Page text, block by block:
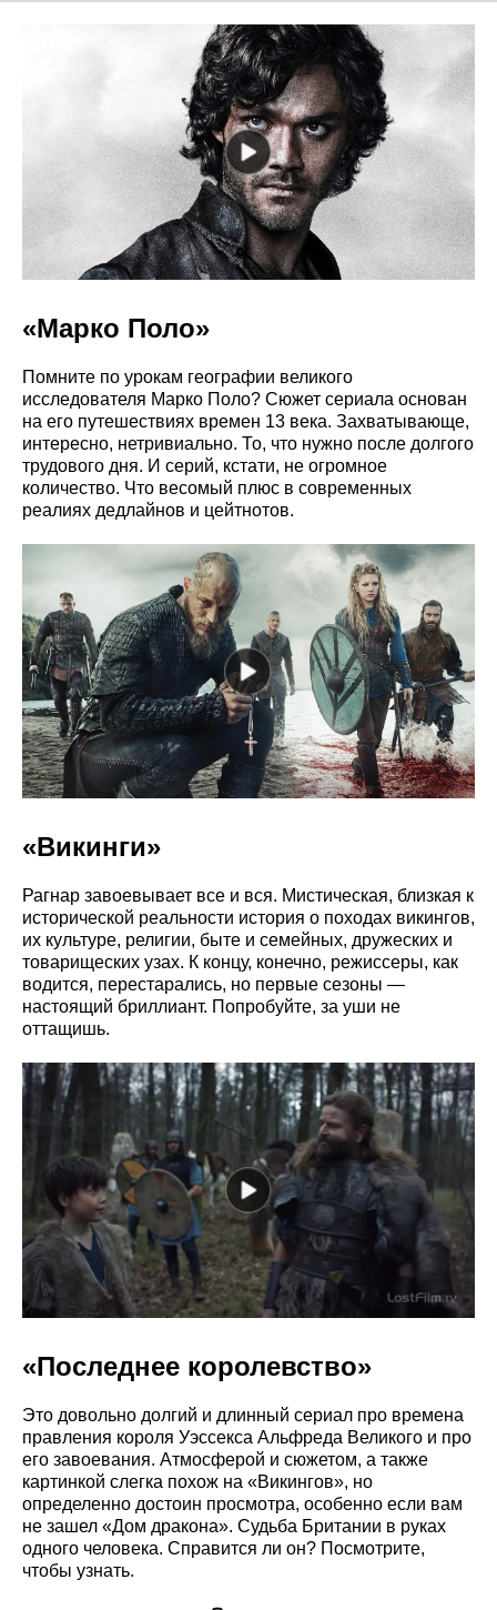
«Марко Поло»
Помните по урокам географии великого
исследователя Марко Поло? Сюжет сериала основан
на его путешествиях времен 13 века. Захватывающе,
интересно, нетривиально. То, что нужно после долгого
трудового дня. И серий, кстати, не огромное
количество. Что весомый плюс в современных
реалиях дедлайнов и цейтнотов.
«Викинги»
Рагнар завоевывает все и вся. Мистическая, близкая к
исторической реальности история о походах викингов,
их культуре, религии, быте и семейных, дружеских и
товарищеских узах. К концу, конечно, режиссеры, как
водится, перестарались, но первые сезоны —
настоящий бриллиант. Попробуйте, за уши не
оттащишь.
«Последнее королевство»
Это довольно долгий и длинный сериал про времена
правления короля Уэссекса Альфреда Великого и про
его завоевания. Атмосферой и сюжетом, а также
картинкой слегка похож на «Викингов», но
определенно достоин просмотра, особенно если вам
не зашел «Дом дракона». Судьба Британии в руках
одного человека. Справится ли он? Посмотрите,
чтобы узнать.